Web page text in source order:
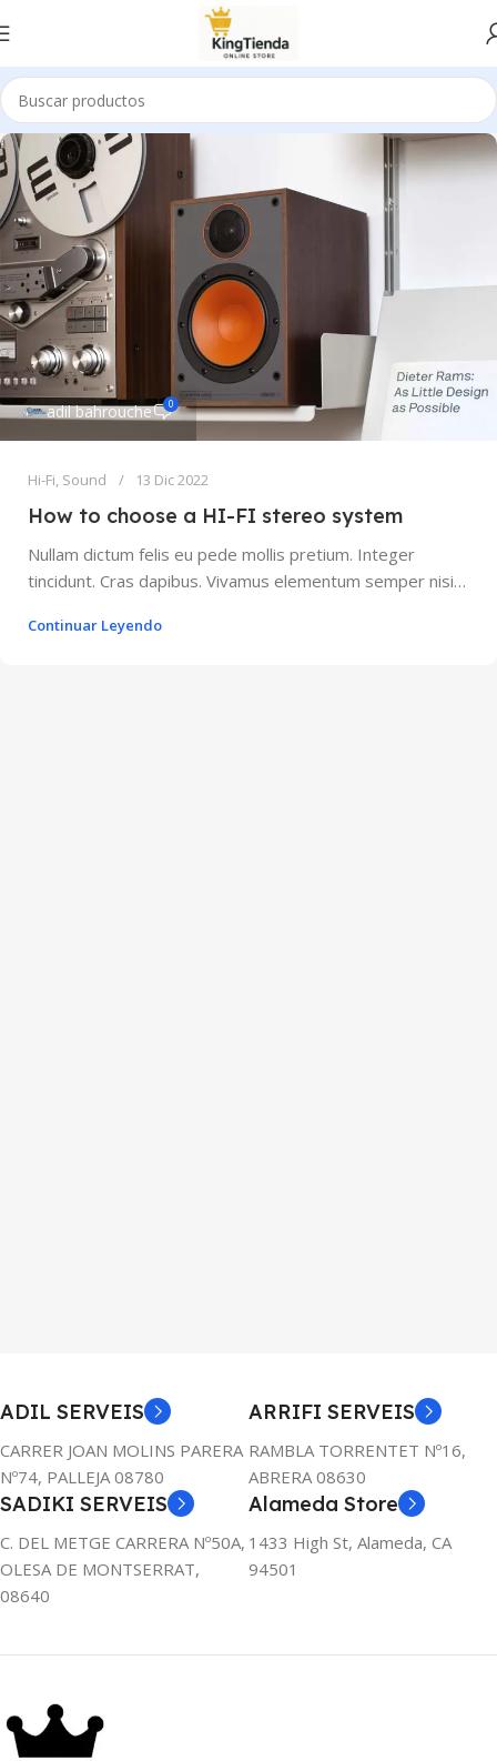
adil bahrouche 0
Hi-Fi, Sound 13 Dic 2022
How to choose a HI-FI stereo system
Nullam dictum felis eu pede mollis pretium. Integer
tincidunt. Cras dapibus. Vivamus elementum semper nisi…
Continuar Leyendo
ADIL SERVEIS
CARRER JOAN MOLINS PARERA
Nº74, PALLEJA 08780
ARRIFI SERVEIS
RAMBLA TORRENTET Nº16,
ABRERA 08630
SADIKI SERVEIS
C. DEL METGE CARRERA Nº50A,
OLESA DE MONTSERRAT,
08640
Alameda Store
1433 High St, Alameda, CA
94501